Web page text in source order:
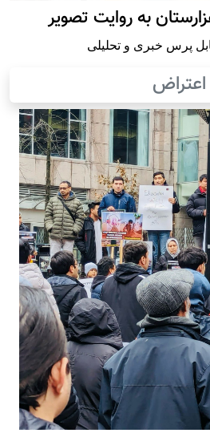
به روایت تصویر
پرس خبری و تحلیلی
اعتراض